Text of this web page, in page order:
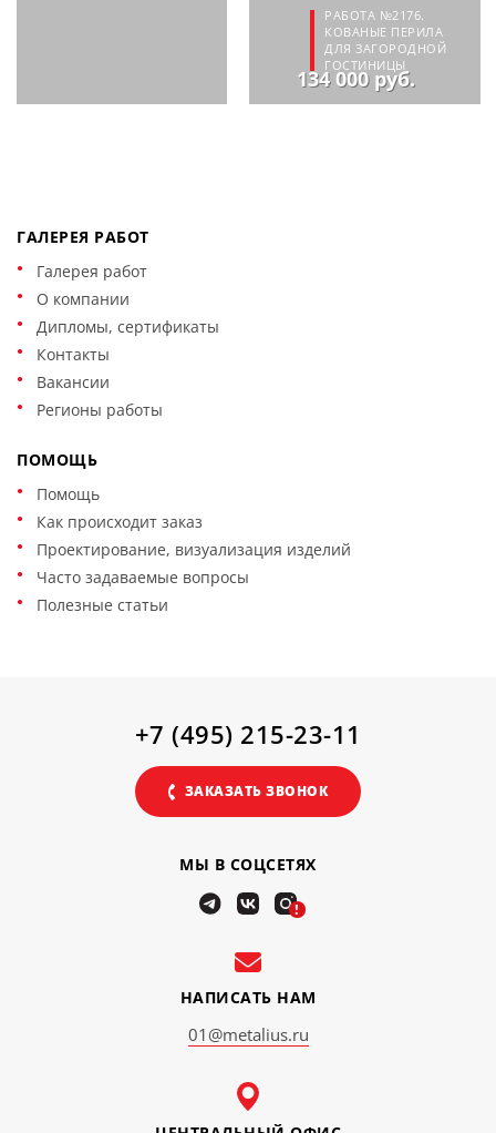
РАБОТА №2176.
КОВАНЫЕ ПЕРИЛА
ДЛЯ ЗАГОРОДНОЙ
ГОСТИНИЦЫ
134 000 руб.
ГАЛЕРЕЯ РАБОТ
Галерея работ
О компании
Дипломы, сертификаты
Контакты
Вакансии
Регионы работы
ПОМОЩЬ
Помощь
Как происходит заказ
Проектирование, визуализация изделий
Часто задаваемые вопросы
Полезные статьи
НАПИСАТЬ НАМ
01@metalius.ru
МЫ В СОЦСЕТЯХ
!
+7 (495) 215-23-11
ЗАКАЗАТЬ ЗВОНОК